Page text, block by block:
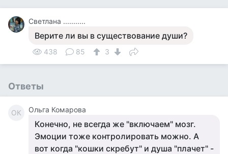
Светлана ...........
Верите ли вы в существование души?
438 85 3
Ответы
ОК Ольга Комарова
Конечно, не всегда же "включаем" мозг.
Эмоции тоже контролировать можно. А
вот когда "кошки скребут" и душа "плачет" -